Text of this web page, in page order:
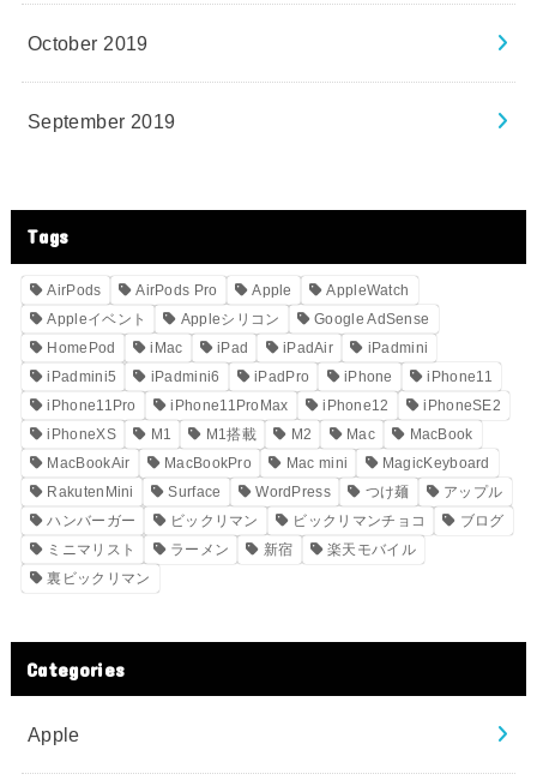
October 2019
September 2019
Tags
AirPods AirPods Pro Apple
AppleWatch
Appleイベント
Appleシリコン
Google AdSense
HomePod
iMac iPad iPadAir
iPadmini
iPadmini5
iPadmini6 iPadPro iPhone
iPhone11
iPhone11Pro
iPhone11ProMax iPhone12
iPhoneSE2
iPhoneXS
M1 M1搭載 M2 Mac
MacBook
MacBookAir
MacBookPro Mac mini
MagicKeyboard
RakutenMini
Surface WordPress つけ麺
アップル
ハンバーガー
ビックリマン ビックリマンチョコ
ブログ
ミニマリスト
ラーメン 新宿
楽天モバイル
裏ビックリマン
Categories
Apple